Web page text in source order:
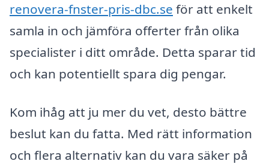
renovera-fnster-pris-dbc.se för att enkelt
samla in och jämföra offerter från olika
specialister i ditt område. Detta sparar tid
och kan potentiellt spara dig pengar.
Kom ihåg att ju mer du vet, desto bättre
beslut kan du fatta. Med rätt information
och flera alternativ kan du vara säker på